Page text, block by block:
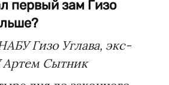
первый зам Гизо
Гизо Углава, экс-
Артем Сытник